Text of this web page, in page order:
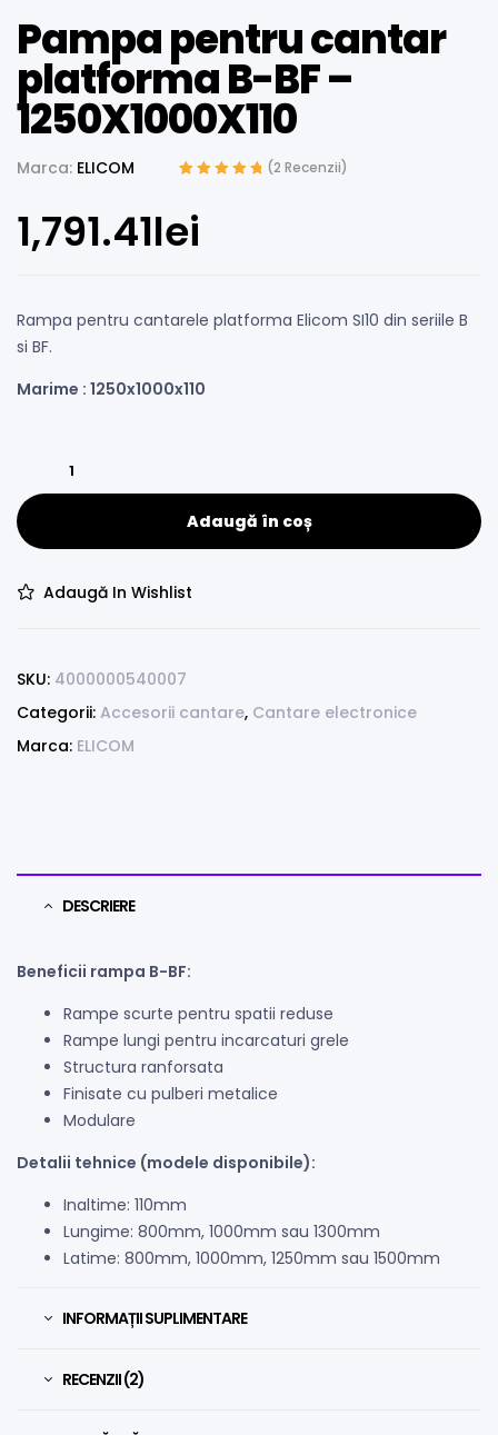
Pampa pentru cantar
platforma B-BF –
1250X1000X110
Marca: ELICOM
evaluări de la
(2 Recenzii)
1,791.41lei
Rampa pentru cantarele platforma Elicom SI10 din seriile B
si BF.
Marime : 1250x1000x110
Adaugă în coș
Adaugă In Wishlist
SKU: 4000000540007
Categorii: Accesorii cantare, Cantare electronice
Marca: ELICOM
DESCRIERE
Beneficii rampa B-BF:
Rampe scurte pentru spatii reduse
Rampe lungi pentru incarcaturi grele
Structura ranforsata
Finisate cu pulberi metalice
Modulare
Detalii tehnice (modele disponibile):
Inaltime: 110mm
Lungime: 800mm, 1000mm sau 1300mm
Latime: 800mm, 1000mm, 1250mm sau 1500mm
INFORMAȚII SUPLIMENTARE
RECENZII (2)